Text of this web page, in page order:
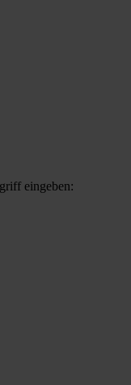
eingeben: